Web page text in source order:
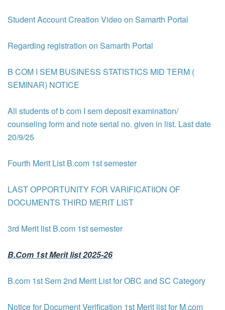
Student Account Creation Video on Samarth Portal
Regarding registration on Samarth Portal
B COM I SEM BUSINESS STATISTICS MID TERM (
SEMINAR) NOTICE
All students of b com I sem deposit examination/
counseling form and note serial no. given in list. Last date
20/9/25
Fourth Merit List B.com 1st semester
LAST OPPORTUNITY FOR VARIFICATIION OF
DOCUMENTS THIRD MERIT LIST
3rd Merit list B.com 1st semester
B.Com 1st Merit list 2025-26
B.com 1st Sem 2nd Merit List for OBC and SC Category
Notice for Document Verification 1st Merit list for M.com